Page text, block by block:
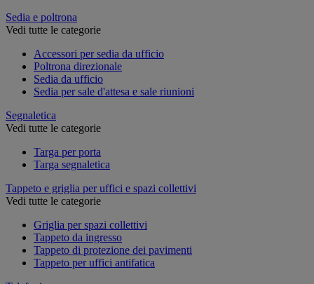
Sedia e poltrona
Vedi tutte le categorie
Accessori per sedia da ufficio
Poltrona direzionale
Sedia da ufficio
Sedia per sale d'attesa e sale riunioni
Segnaletica
Vedi tutte le categorie
Targa per porta
Targa segnaletica
Tappeto e griglia per uffici e spazi collettivi
Vedi tutte le categorie
Griglia per spazi collettivi
Tappeto da ingresso
Tappeto di protezione dei pavimenti
Tappeto per uffici antifatica